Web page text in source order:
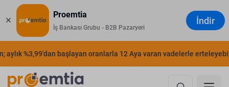
Proemtia
İş Bankası Grubu - B2B Pazaryeri
İndir
%3,99'dan başlayan oranlarla 12 Aya varan vadelerle